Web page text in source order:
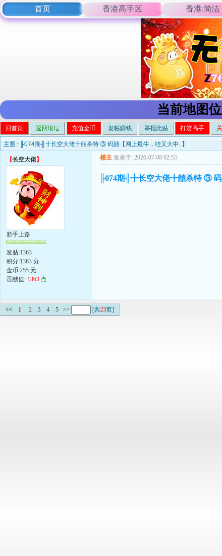
首页 香港高手区 香港:简洁
当前地图
回首页 返回论坛 充值金币 发帖赚钱 举报此贴 打赏高手
主题 : ╟074期╢╋长空大佬╋囍杀特 ③ 码囍【网上最牛，哇又大中..】
【长空大佬】
新手上路
发贴:1363
积分:1363 分
金币:255 元
贡献值: 1363 点
楼主 发表于: 2026-07-08 02:53
╟074期╢╋长空大佬╋囍杀特 ③ 码
<< 1 2 3 4 5 >> [共23页]